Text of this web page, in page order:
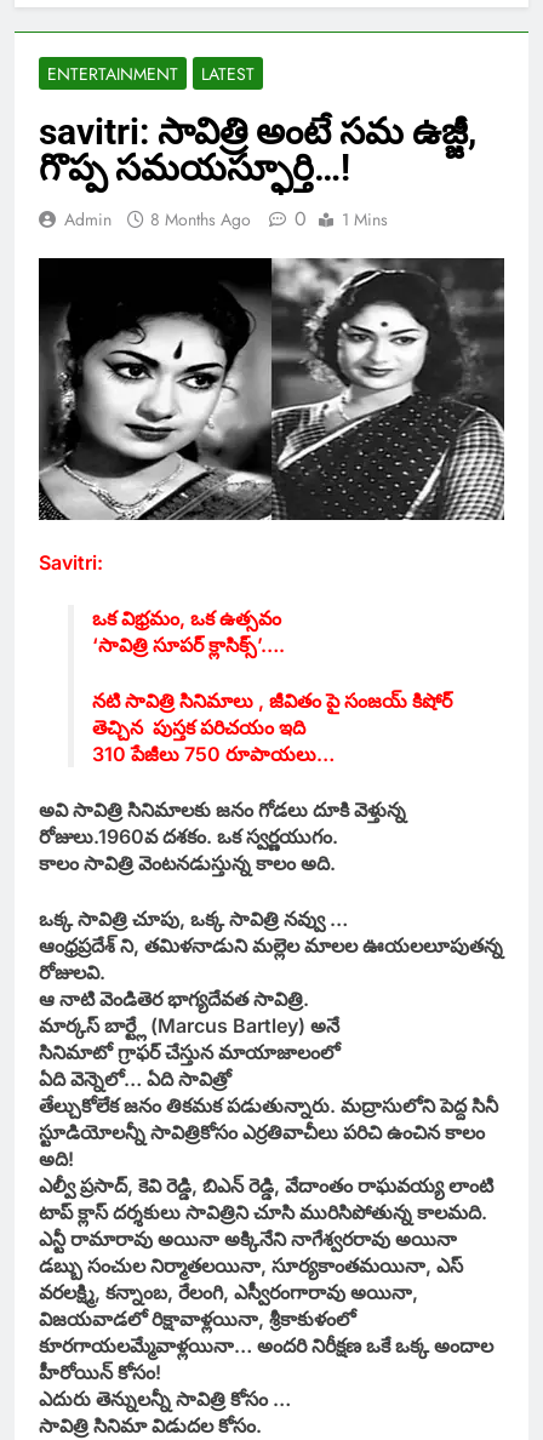
ENTERTAINMENT LATEST
savitri: సావిత్రి అంటే సమ ఉజ్జీ,
గొప్ప సమయస్ఫూర్తి…!
Admin 8 Months Ago 0 1 Mins
Savitri:
ఒక విభ్రమం, ఒక ఉత్సవం
‘సావిత్రి సూపర్ క్లాసిక్స్’….
నటి సావిత్రి సినిమాలు , జీవితం పై సంజయ్ కిషోర్
తెచ్చిన పుస్తక పరిచయం ఇది
310 పేజీలు 750 రూపాయలు…
అవి సావిత్రి సినిమాలకు జనం గోడలు దూకి వెళ్తున్న
రోజులు.1960వ దశకం. ఒక స్వర్ణయుగం.
కాలం సావిత్రి వెంటనడుస్తున్న కాలం అది.
ఒక్క సావిత్రి చూపు, ఒక్క సావిత్రి నవ్వు …
ఆంధ్రప్రదేశ్ ని, తమిళనాడుని మల్లెల మాలల ఊయలలూపుతన్న
రోజులవి.
ఆ నాటి వెండితెర భాగ్యదేవత సావిత్రి.
మార్కస్ బార్ట్లే (Marcus Bartley) అనే
సినిమాటో గ్రాఫర్ చేస్తున మాయాజాలంలో
ఏది వెన్నెలో… ఏది సావిత్రో
తేల్చుకోలేక జనం తికమక పడుతున్నారు. మద్రాసులోని పెద్ద సినీ
స్టూడియోలన్నీ సావిత్రికోసం ఎర్రతివాచీలు పరిచి ఉంచిన కాలం
అది!
ఎల్వీ ప్రసాద్, కెవి రెడ్డి, బిఎన్ రెడ్డి, వేదాంతం రాఘవయ్య లాంటి
టాప్ క్లాస్ దర్శకులు సావిత్రిని చూసి మురిసిపోతున్న కాలమది.
ఎన్టీ రామారావు అయినా అక్కినేని నాగేశ్వరరావు అయినా
డబ్బు సంచుల నిర్మాతలయినా, సూర్యకాంతమయినా, ఎస్
వరలక్ష్మి, కన్నాంబ, రేలంగి, ఎస్వీరంగారావు అయినా,
విజయవాడలో రిక్షావాళ్లయినా, శ్రీకాకుళంలో
కూరగాయలమ్మేవాళ్లయినా… అందరి నిరీక్షణ ఒకే ఒక్క అందాల
హీరోయిన్ కోసం!
ఎదురు తెన్నులన్నీ సావిత్రి కోసం …
సావిత్రి సినిమా విడుదల కోసం.